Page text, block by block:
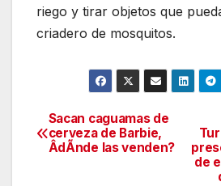
riego y tirar objetos que
criadero de mosquitos.
Navegación
de
de
Sacan caguamas de
cerveza de Barbie,
ÂdÃnde las venden?